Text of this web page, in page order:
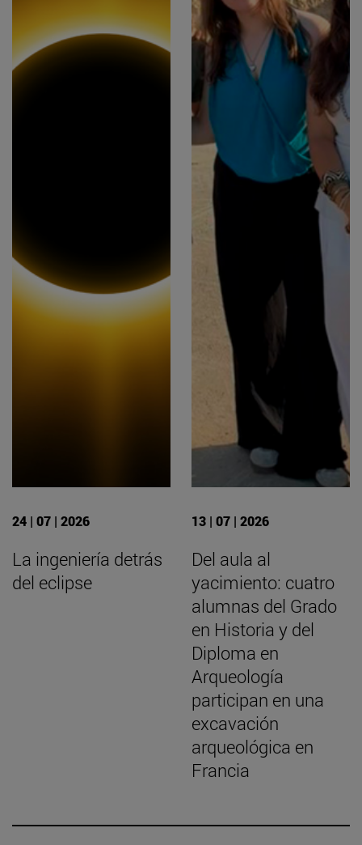
24 | 07 | 2026
La ingeniería detrás
del eclipse
13 | 07 | 2026
Del aula al
yacimiento: cuatro
alumnas del Grado
en Historia y del
Diploma en
Arqueología
participan en una
excavación
arqueológica en
Francia